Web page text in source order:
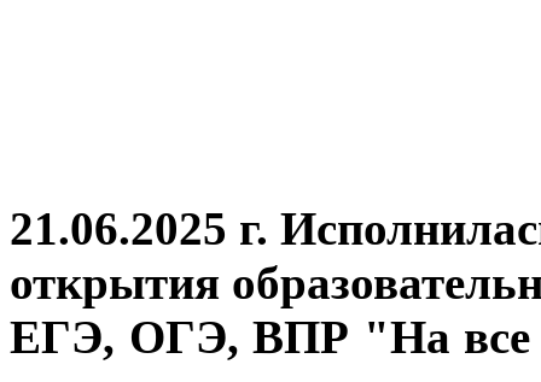
21.06.2025 г.
открытия
ЕГЭ, ОГЭ, ВПР "На все